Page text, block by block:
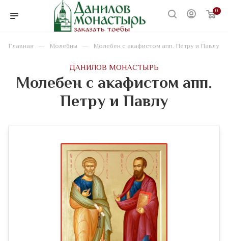
0
Главная — Молебны — Молебен с акафистом апп. Петру и Павлу
ДАНИЛОВ МОНАСТЫРЬ
Молебен с акафистом апп.
Петру и Павлу